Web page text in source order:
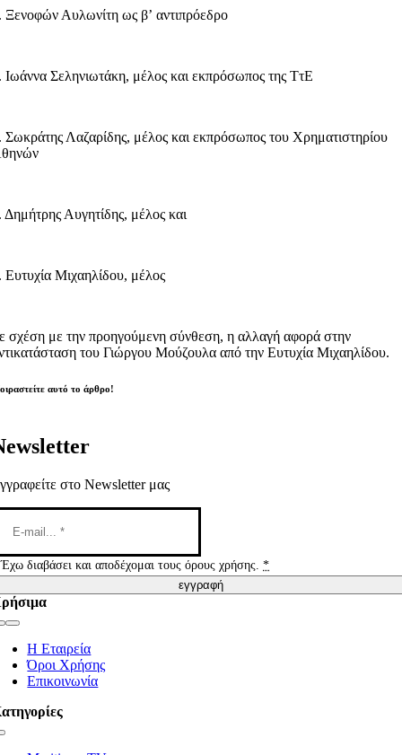
Ξενοφών Αυλωνίτη ως βʼ αντιπρόεδρο
Ιωάννα Σεληνιωτάκη, μέλος και εκπρόσωπος της ΤτΕ
Σωκράτης Λαζαρίδης, μέλος και εκπρόσωπος του Χρηματιστηρίου
Δημήτρης Αυγητίδης, μέλος και
Ευτυχία Μιχαηλίδου, μέλος
σχέση με την προηγούμενη σύνθεση, η αλλαγή αφορά στην
του Γιώργου Μούζουλα από την Ευτυχία Μιχαηλίδου.
αυτό το άρθρο!
στο Newsletter μας
Έχω διαβάσει και αποδέχομαι τους όρους χρήσης.*
εγγραφή
Η Εταιρεία
Όροι Χρήσης
Επικοινωνία